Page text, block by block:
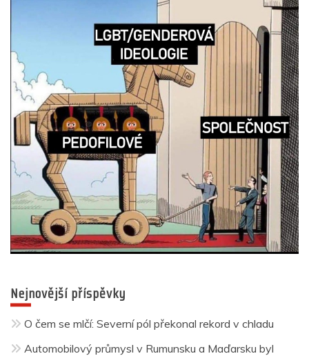
Nejnovější příspěvky
O čem se mlčí: Severní pól překonal rekord v chladu
Automobilový průmysl v Rumunsku a Maďarsku byl